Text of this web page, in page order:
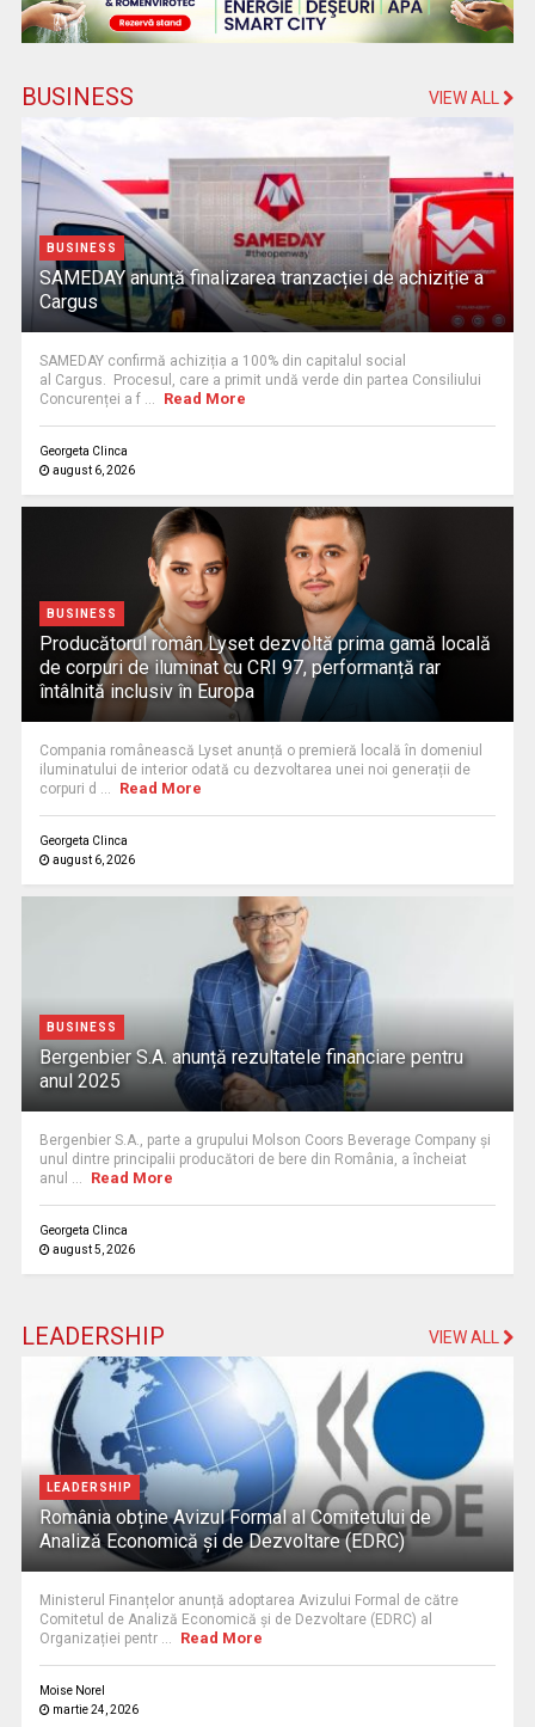
BUSINESS VIEW ALL
BUSINESS
SAMEDAY anunță finalizarea tranzacției de achiziție a
Cargus
SAMEDAY confirmă achiziția a 100% din capitalul social
al Cargus. Procesul, care a primit undă verde din partea Consiliului
Concurenței a f ...
Read More
Georgeta Clinca
august 6, 2026
BUSINESS
Producătorul român Lyset dezvoltă prima gamă locală
de corpuri de iluminat cu CRI 97, performanță rar
întâlnită inclusiv în Europa
Compania românească Lyset anunță o premieră locală în domeniul
iluminatului de interior odată cu dezvoltarea unei noi generații de
corpuri d ...
Read More
Georgeta Clinca
august 6, 2026
BUSINESS
Bergenbier S.A. anunță rezultatele financiare pentru
anul 2025
Bergenbier S.A., parte a grupului Molson Coors Beverage Company și
unul dintre principalii producători de bere din România, a încheiat
anul ...
Read More
Georgeta Clinca
august 5, 2026
LEADERSHIP VIEW ALL
LEADERSHIP
România obține Avizul Formal al Comitetului de
Analiză Economică și de Dezvoltare (EDRC)
Ministerul Finanțelor anunță adoptarea Avizului Formal de către
Comitetul de Analiză Economică și de Dezvoltare (EDRC) al
Organizației pentr ...
Read More
Moise Norel
martie 24, 2026